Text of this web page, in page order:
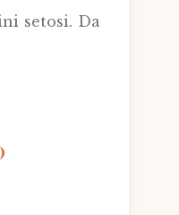
setosi. Da